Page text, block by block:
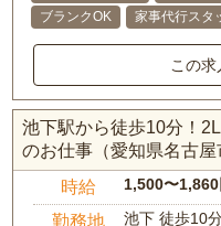
ブランクOK
家事代行スタ
この
池下駅から徒歩10分！
のお仕事（愛知県名古屋
時給 1,500〜1,860
勤務地
池下 徒歩10